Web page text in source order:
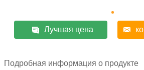
Лучшая цена
Подробная информация о продукте